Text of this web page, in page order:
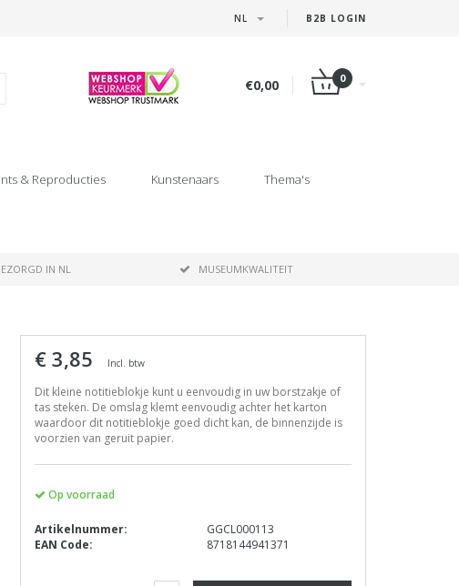
B2B LOGIN
NL
€0,00 0
& Reproducties Kunstenaars Thema's
IN NL MUSEUMKWALITEIT
€ 3,85 Incl. btw
Dit kleine notitieblokje kunt u eenvoudig in uw borstzakje of
tas steken. De omslag klemt eenvoudig achter het karton
waardoor dit notitieblokje goed dicht kan, de binnenzijde is
voorzien van geruit papier.
Op voorraad
Artikelnummer:
GGCL000113
EAN Code:
8718144941371